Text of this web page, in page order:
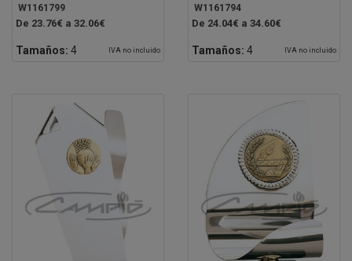
W1161799
De 23.76€ a 32.06€
Tamaños: 4 IVA no incluido
W1161794
De 24.04€ a 34.60€
Tamaños: 4 IVA no incluido